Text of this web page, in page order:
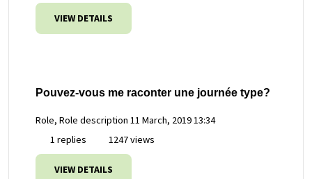
VIEW DETAILS
Pouvez-vous me raconter une journée type?
Role, Role description 11 March, 2019 13:34
1 replies
1247 views
VIEW DETAILS